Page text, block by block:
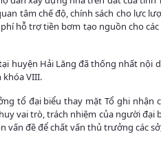
tâm chế độ, chính sách cho lực
hỗ trợ tiền bơm tạo nguồn cho các
huyện Hải Lăng đã thống nhất nội
khóa VIII.
tổ đại biểu thay mặt Tổ ghi nhận
vai trò, trách nhiệm của người đại
đề để chất vấn thủ trưởng các